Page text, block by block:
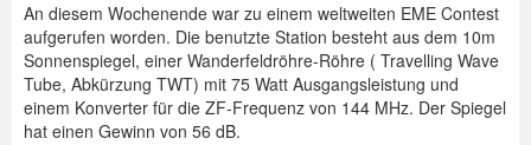
An diesem Wochenende war zu einem weltweiten EME Contest
aufgerufen worden. Die benutzte Station besteht aus dem 10m
Sonnenspiegel, einer Wanderfeldröhre-Röhre ( Travelling Wave
Tube, Abkürzung TWT) mit 75 Watt Ausgangsleistung und
einem Konverter für die ZF-Frequenz von 144 MHz. Der Spiegel
hat einen Gewinn von 56 dB.